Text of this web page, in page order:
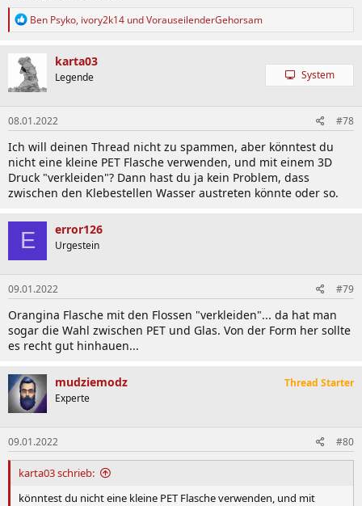
R
k
t
i
o
n
e
n
:
Ben Psyko, ivory2k14 undVorauseilenderGehorsam
karta03
Legende System
08.01.2022 #78
Ich will deinen Thread nicht zu spammen, aber könntest du
nicht eine kleine PET Flasche verwenden, und mit einem 3D
Druck "verkleiden"? Dann hast du ja kein Problem, dass
zwischen den Klebestellen Wasser austreten könnte oder so.
E error126
Urgestein
09.01.2022 #79
Orangina Flasche mit den Flossen "verkleiden"... da hat man
sogar die Wahl zwischen PET und Glas. Von der Form her sollte
es recht gut hinhauen...
mudziemodz
Experte
Thread Starter
09.01.2022 #80
karta03 schrieb:
könntest du nicht eine kleine PET Flasche verwenden, und mit